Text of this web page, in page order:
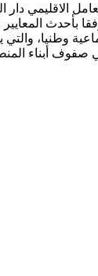
الاقليمي دار
بأحدث
وطنيا، والتي
أبناء